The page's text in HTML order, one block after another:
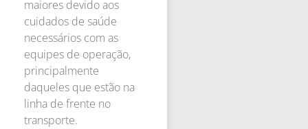
maiores devido aos
cuidados de saúde
necessários com as
equipes de operação,
principalmente
daqueles que estão na
linha de frente no
transporte.